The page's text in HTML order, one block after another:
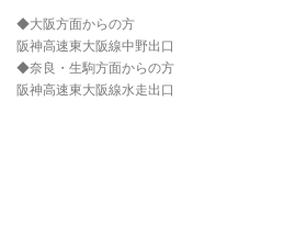
◆大阪方面からの方
阪神高速東大阪線中野出口
◆奈良・生駒方面からの方
阪神高速東大阪線水走出口